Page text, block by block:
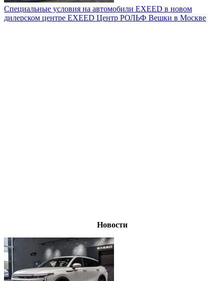
Специальные условия на автомобили EXEED в новом
дилерском центре EXEED Центр РОЛЬФ Вешки в Москве
Новости